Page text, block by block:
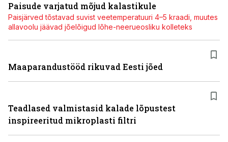
Paisude varjatud mõjud kalastikule
Paisjärved tõstavad suvist veetemperatuuri 4–5 kraadi, muutes
allavoolu jäävad jõelõigud lõhe-neerueosliku kolleteks
Maaparandustööd rikuvad Eesti jõed
Teadlased valmistasid kalade lõpustest
inspireeritud mikroplasti filtri